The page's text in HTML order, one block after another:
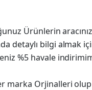
Ürünlerin
detaylı bilgi almak
%5 havale
marka Orjinalleri